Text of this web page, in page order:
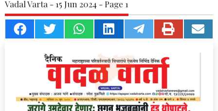
Vadal Varta - 15 Jun 2024 - Page 1